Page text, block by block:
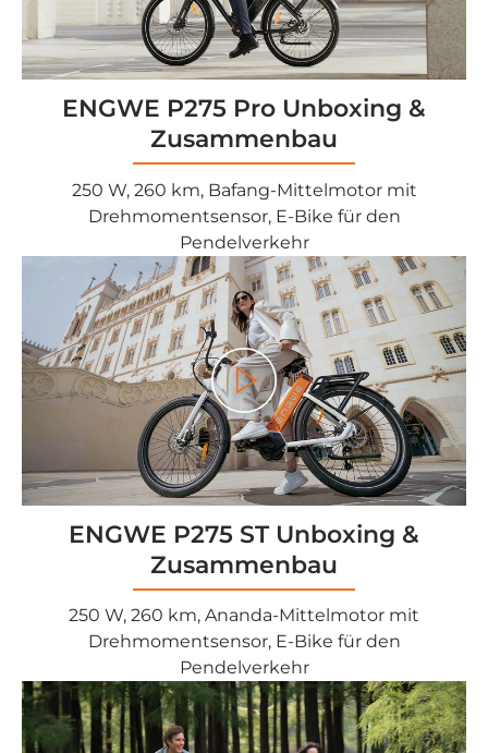
ENGWE P275 Pro Unboxing &
Zusammenbau
250 W, 260 km, Bafang-Mittelmotor mit
Drehmomentsensor, E-Bike für den
Pendelverkehr
<tc>Gioco</tc>
ENGWE P275 ST Unboxing &
Zusammenbau
250 W, 260 km, Ananda-Mittelmotor mit
Drehmomentsensor, E-Bike für den
Pendelverkehr